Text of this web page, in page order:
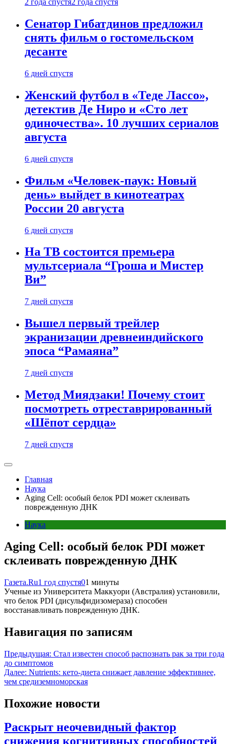
2 года спустя2 года спустя
Сенатор Гибатдинов предложил
снять фильм о гостомельском
десанте
6 дней спустя
Женский футбол в «Теде Лассо»,
детектив Де Ниро и «Сто лет
одиночества». 10 лучших сериалов
августа
6 дней спустя
Фильм «Человек-паук: Новый
день» выйдет в кинотеатрах
России 20 августа
6 дней спустя
На ТВ состоится премьера
мультсериала “Гроша и Мистер
Ви”
7 дней спустя
Вышел первый трейлер
экранизации древнеиндийского
эпоса “Рамаяна”
7 дней спустя
Метод Миядзаки! Почему стоит
посмотреть отреставрированный
«Шёпот сердца»
7 дней спустя
Главная
Наука
Aging Cell: особый белок PDI может склеивать
поврежденную ДНК
Наука
Aging Cell: особый белок PDI может
склеивать поврежденную ДНК
Газета.Ru1 год спустя01 минуты
Ученые из Университета Маккуори (Австралия) установили,
что белок PDI (дисульфидизомераза) способен
восстанавливать поврежденную ДНК.
Навигация по записям
Предыдущая: Стал известен способ распознать рак за три года
до симптомов
Далее: Nutrients: кето-диета снижает давление эффективнее,
чем средиземноморская
Похожие новости
Раскрыт неочевидный фактор
снижения когнитивных способностей